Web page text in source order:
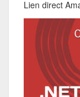
Lien direct